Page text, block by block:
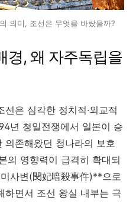
의미, 조선은 무엇을 바랐을까?
경, 왜 자주독립을
은 심각한 정치적·외교적
년 청일전쟁에서 일본이 승
존해왔던 청나라의 보호
의 영향력이 급격히 확대되
사변(閔妃暗殺事件)**으로
하면서 조선 왕실 내부는 극